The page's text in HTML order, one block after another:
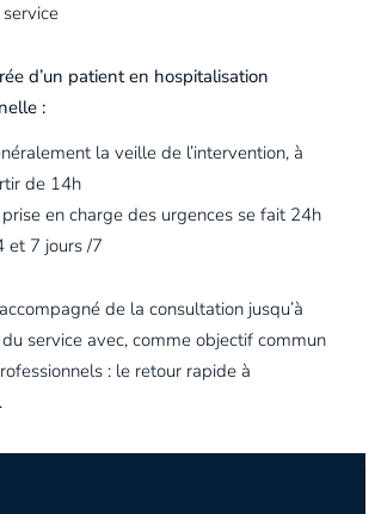
d’un patient en hospitalisation
:
la veille de l’intervention, à
de 14h
en charge des urgences se fait 24h
et 7 jours /7
de la consultation jusqu’à
service avec, comme objectif commun
: le retour rapide à